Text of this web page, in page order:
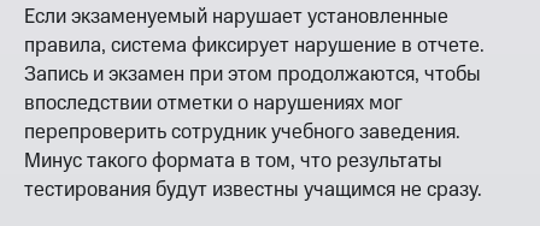
Если экзаменуемый нарушает установленные
правила, система фиксирует нарушение в отчете.
Запись и экзамен при этом продолжаются, чтобы
впоследствии отметки о нарушениях мог
перепроверить сотрудник учебного заведения.
Минус такого формата в том, что результаты
тестирования будут известны учащимся не сразу.